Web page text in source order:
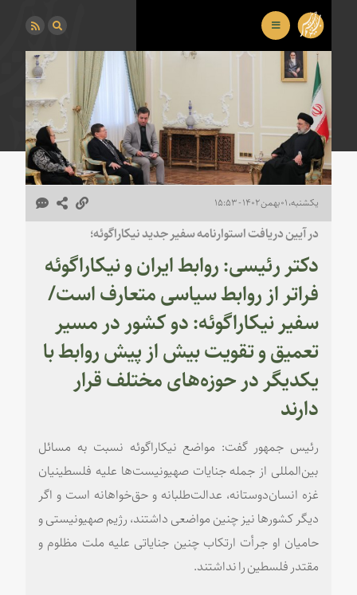
یکشنبه، ۰۱ بهمن ۱۴۰۲ - ۱۵:۵۳
در آیین دریافت استوارنامه سفیر جدید نیکاراگوئه؛
دکتر رئیسی: روابط ایران و نیکاراگوئه
فراتر از روابط سیاسی متعارف است/
سفیر نیکاراگوئه: دو کشور در مسیر
تعمیق و تقویت بیش از پیش روابط با
یکدیگر در حوزه‌های مختلف قرار
دارند
رئیس جمهور گفت: مواضع نیکاراگوئه نسبت به مسائل
بین‌المللی از جمله جنایات صهیونیست‌ها علیه فلسطینیان
غزه انسان‌دوستانه، عدالت‌طلبانه و حق‌خواهانه است و اگر
دیگر کشورها نیز چنین مواضعی داشتند، رژیم صهیونیستی و
حامیان او جرأت ارتکاب چنین جنایاتی علیه ملت مظلوم و
مقتدر فلسطین را نداشتند.